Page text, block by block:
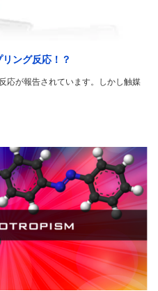
ング反応！？
応が報告されています。しかし触媒